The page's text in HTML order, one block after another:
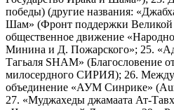
победы) (другие названия:
Шам» (Фронт поддержки Великой
общественное движение
Минина и Д. Пожарского»; 25.
Тагьаля SHAM» (Благословение
милосердного СИРИЯ); 26.
объединение «АУМ Синрике»
27. «Муджахеды джамаата Ат-